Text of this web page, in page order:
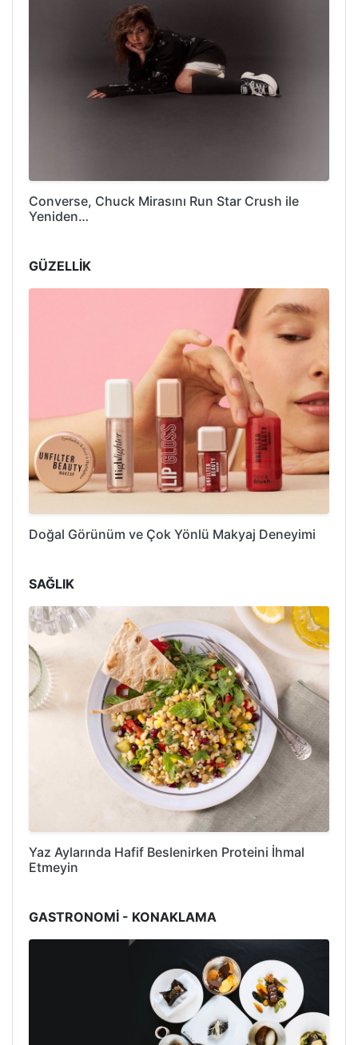
Converse, Chuck Mirasını Run Star Crush ile
Yeniden…
GÜZELLİK
Doğal Görünüm ve Çok Yönlü Makyaj Deneyimi
SAĞLIK
Yaz Aylarında Hafif Beslenirken Proteini İhmal
Etmeyin
GASTRONOMİ - KONAKLAMA